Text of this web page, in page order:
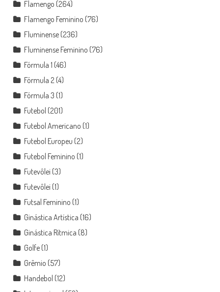
Flamengo (264)
Flamengo Feminino (76)
Fluminense(236)
Fluminense Feminino (76)
Fórmula 1 (46)
Fórmula 2 (4)
Fórmula 3 (1)
Futebol (201)
Futebol Americano (1)
Futebol Europeu (2)
Futebol Feminino (1)
Futevôlei (3)
Futevôlei (1)
Futsal Feminino (1)
Ginástica Artística (16)
Ginástica Rítmica (8)
Golfe(1)
Grêmio (57)
Handebol (12)